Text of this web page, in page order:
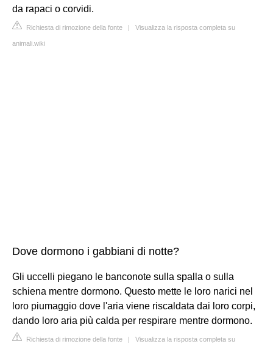
da rapaci o corvidi.
Richiesta di rimozione della fonte | Visualizza la risposta completa su
animali.wiki
Dove dormono i gabbiani di notte?
Gli uccelli piegano le banconote sulla spalla o sulla
schiena mentre dormono. Questo mette le loro narici nel
loro piumaggio dove l'aria viene riscaldata dai loro corpi,
dando loro aria più calda per respirare mentre dormono.
Richiesta di rimozione della fonte | Visualizza la risposta completa su